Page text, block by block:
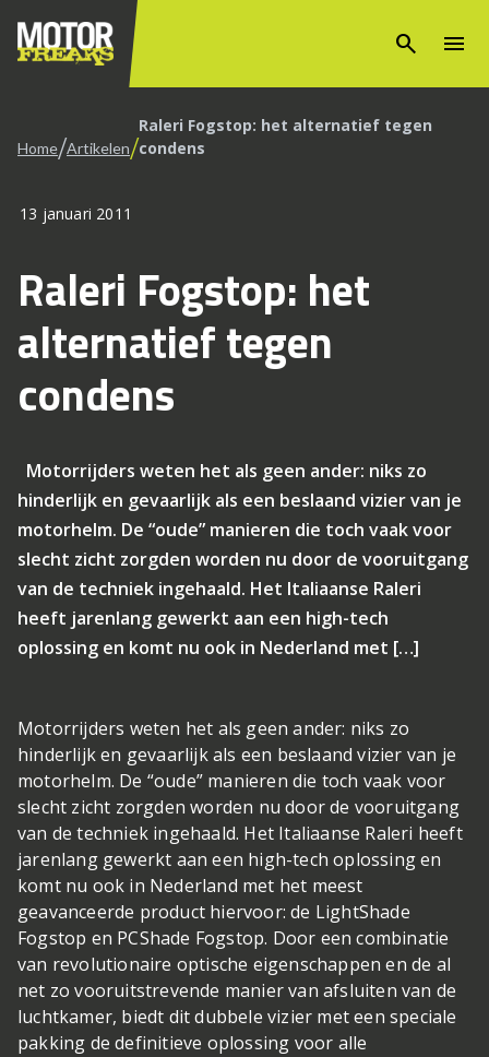
search menu
Home/Artikelen/Raleri Fogstop: het alternatief tegen
condens
13 januari 2011
Raleri Fogstop: het
alternatief tegen
condens
Motorrijders weten het als geen ander: niks zo
hinderlijk en gevaarlijk als een beslaand vizier van je
motorhelm. De “oude” manieren die toch vaak voor
slecht zicht zorgden worden nu door de vooruitgang
van de techniek ingehaald. Het Italiaanse Raleri
heeft jarenlang gewerkt aan een high-tech
oplossing en komt nu ook in Nederland met […]
Motorrijders weten het als geen ander: niks zo
hinderlijk en gevaarlijk als een beslaand vizier van je
motorhelm. De “oude” manieren die toch vaak voor
slecht zicht zorgden worden nu door de vooruitgang
van de techniek ingehaald. Het Italiaanse Raleri heeft
jarenlang gewerkt aan een high-tech oplossing en
komt nu ook in Nederland met het meest
geavanceerde product hiervoor: de LightShade
Fogstop en PCShade Fogstop. Door een combinatie
van revolutionaire optische eigenschappen en de al
net zo vooruitstrevende manier van afsluiten van de
luchtkamer, biedt dit dubbele vizier met een speciale
pakking de definitieve oplossing voor alle